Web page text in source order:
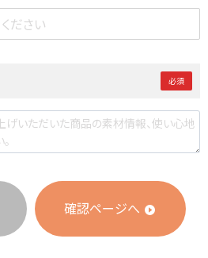
必須
確認ページへ